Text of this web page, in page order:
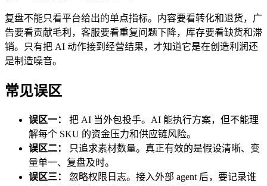
复盘不能只看平台给出的单点指标。内容要看转化和退货，广
告要看贡献毛利，客服要看重复问题下降，库存要看缺货和滞
销。只有把 AI 动作接到经营结果，才知道它是在创造利润还
是制造噪音。
常见误区
误区一：
把 AI 当外包投手。AI 能执行方案，但不能理
解每个 SKU 的资金压力和供应链风险。
误区二：
只追求素材数量。真正有效的是假设清晰、变
量单一、复盘及时。
误区三：
忽略权限日志。接入外部 agent 后，要记录谁